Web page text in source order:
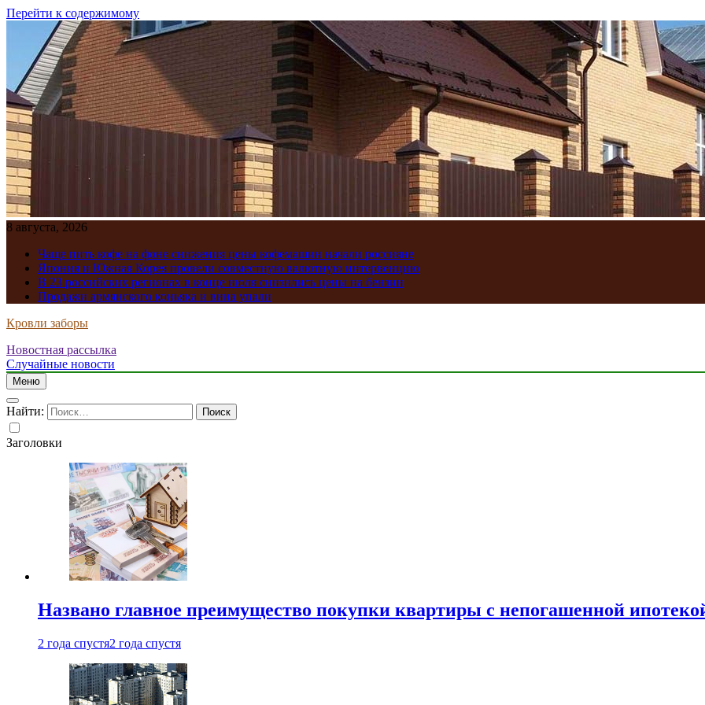
Перейти к содержимому
8 августа, 2026
Чаще пить кофе на фоне снижения цены кофемашин начали россияне
Япония и Южная Корея провели совместную валютную интервенцию
В 23 российских регионах в конце июля снизились цены на бензин
Продажи армянского коньяка и вина упали
Кровли заборы
Новостная рассылка
Случайные новости
Меню
Найти:
Заголовки
Названо главное преимущество покупки квартиры с непогашенной
2 года спустя2 года спустя